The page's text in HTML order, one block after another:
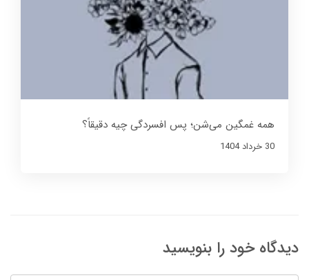
همه غمگین می‌شن؛ پس افسردگی چیه دقیقاً؟
30 خرداد 1404
دیدگاه خود را بنویسید